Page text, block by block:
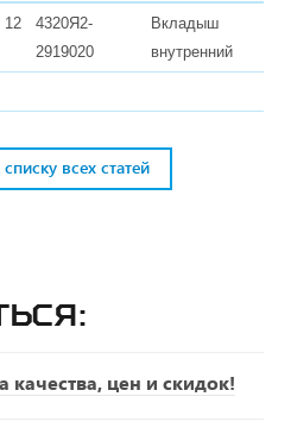
12
4320Я2-
2919020
Вкладыш
внутренний
всех статей
качества, цен и скидок!